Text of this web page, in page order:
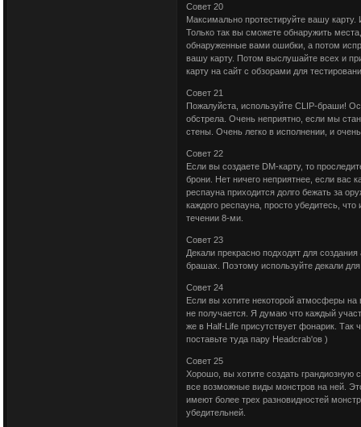
Совет 20
Максимально протестируйте вашу карту.
Только так вы сможете обнаружить
обнаруженные вами ошибки, а потом
вашу карту. Потом выслушайте всех и
карту на сайт с обзорами для
Совет 21
Пожалуйста, используйте CLIP-браши!
обстрела. Очень неприятно, если мы
стены. Очень легко в исполнении, и
Совет 22
Если вы создаете DM-карту, то
брони. Нет ничего неприятнее, если вас
респауна приходится долго бежать за
каждого респауна, просто убедитесь,
течении 8-ми.
Совет 23
Декали прекрасно подходят для
брашах. Поэтому используйте декали
Совет 24
Если вы хотите некоторой атмосферы на
не получается. Я думаю что каждый
же в Half-Life присутствует фонарик.
поставьте туда пару Headcrab'ов )
Совет 25
Хорошо, вы хотите создать грандиозную
все возможные виды монстров на ней.
имеют более трех разновидностей
убедительней.